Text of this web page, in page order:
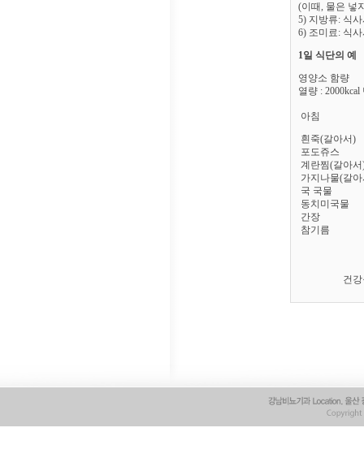
(이때, 물은 넣
5) 지방류: 식
6) 조미료: 식
1일 식단의 예
영양소 함량
열량 :
아침
흰죽(갈아서)
포도쥬스
계란찜(갈아
가지나물(갈
국 국물
동치미국물
간장
참기름
건